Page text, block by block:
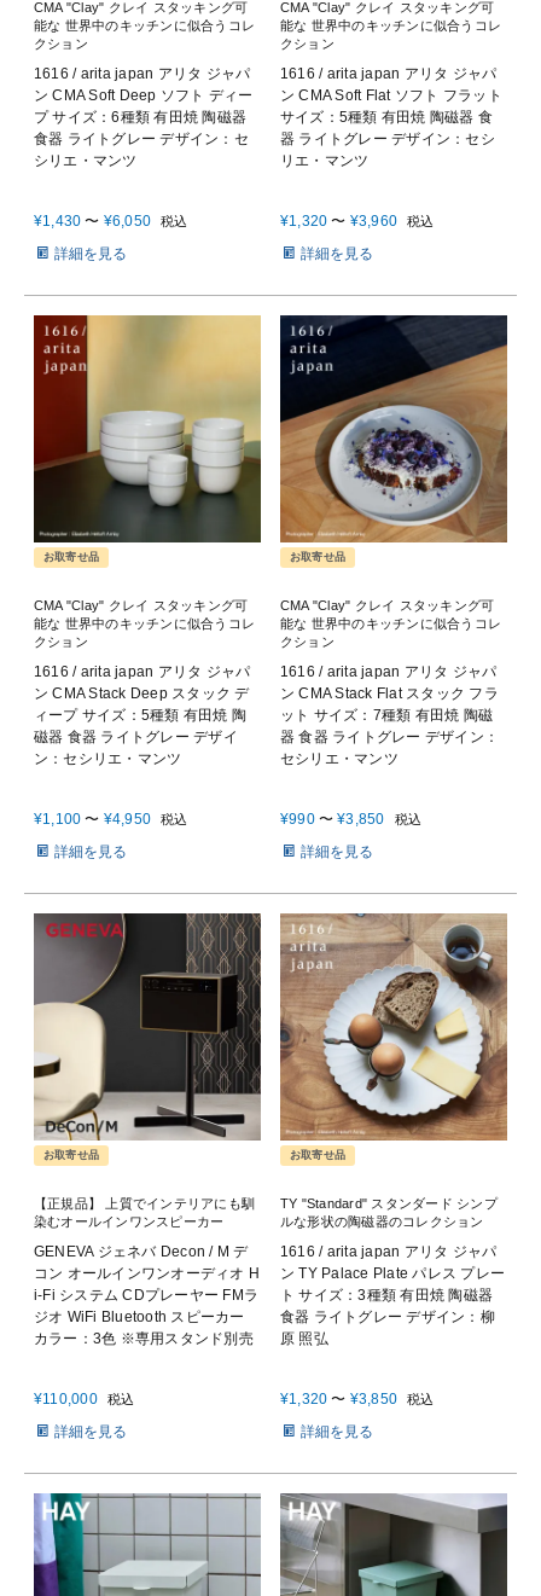
CMA "Clay" クレイ スタッキング可
能な 世界中のキッチンに似合うコレ
クション
1616 / arita japan アリタ ジャパ
ン CMA Soft Deep ソフト ディー
プ サイズ：6種類 有田焼 陶磁器
食器 ライトグレー デザイン：セ
シリエ・マンツ
¥1,430 〜 ¥6,050 税込
詳細を見る
CMA "Clay" クレイ スタッキング可
能な 世界中のキッチンに似合うコレ
クション
1616 / arita japan アリタ ジャパ
ン CMA Soft Flat ソフト フラット
サイズ：5種類 有田焼 陶磁器 食
器 ライトグレー デザイン：セシ
リエ・マンツ
¥1,320 〜 ¥3,960 税込
詳細を見る
お取寄せ品
CMA "Clay" クレイ スタッキング可
能な 世界中のキッチンに似合うコレ
クション
1616 / arita japan アリタ ジャパ
ン CMA Stack Deep スタック デ
ィープ サイズ：5種類 有田焼 陶
磁器 食器 ライトグレー デザイ
ン：セシリエ・マンツ
¥1,100 〜 ¥4,950 税込
詳細を見る
お取寄せ品
CMA "Clay" クレイ スタッキング可
能な 世界中のキッチンに似合うコレ
クション
1616 / arita japan アリタ ジャパ
ン CMA Stack Flat スタック フラ
ット サイズ：7種類 有田焼 陶磁
器 食器 ライトグレー デザイン：
セシリエ・マンツ
¥990 〜 ¥3,850 税込
詳細を見る
お取寄せ品
【正規品】 上質でインテリアにも馴
染むオールインワンスピーカー
GENEVA ジェネバ Decon / M デ
コン オールインワンオーディオ H
i-Fi システム CDプレーヤー FMラ
ジオ WiFi Bluetooth スピーカー
カラー：3色 ※専用スタンド別売
¥110,000 税込
詳細を見る
お取寄せ品
TY "Standard" スタンダード シンプ
ルな形状の陶磁器のコレクション
1616 / arita japan アリタ ジャパ
ン TY Palace Plate パレス プレー
ト サイズ：3種類 有田焼 陶磁器
食器 ライトグレー デザイン：柳
原 照弘
¥1,320 〜 ¥3,850 税込
詳細を見る